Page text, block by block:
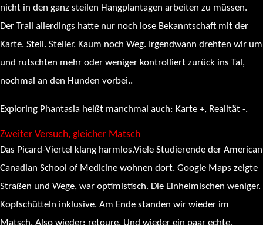
nicht in den ganz steilen Hangplantagen arbeiten zu müssen.
Der Trail allerdings hatte nur noch lose Bekanntschaft mit der
Karte. Steil. Steiler. Kaum noch Weg. Irgendwann drehten wir um
und rutschten mehr oder weniger kontrolliert zurück ins Tal,
nochmal an den Hunden vorbei..
Exploring Phantasia heißt manchmal auch: Karte +, Realität -.
Zweiter Versuch, gleicher Matsch
Das Picard-Viertel klang harmlos.Viele Studierende der American
Canadian School of Medicine wohnen dort. Google Maps zeigte
Straßen und Wege, war optimistisch. Die Einheimischen weniger.
Kopfschütteln inklusive. Am Ende standen wir wieder im
Matsch. Also wieder: retoure. Und wieder ein paar echte,